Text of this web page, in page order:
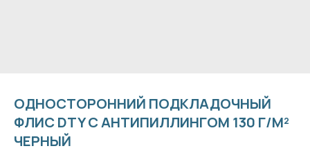
ОДНОСТОРОННИЙ ПОДКЛАДОЧНЫЙ
ФЛИС DTY С АНТИПИЛЛИНГОМ 130 Г/М²
ЧЕРНЫЙ